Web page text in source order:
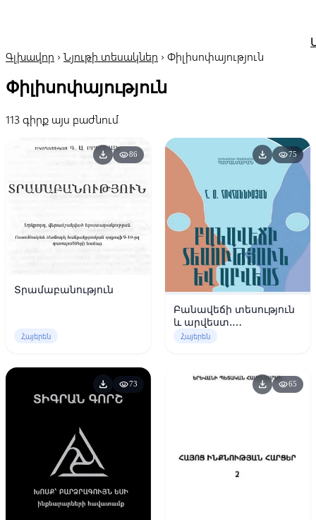
Գլխավոր › Նյութի տեսակներ › Փիլիսոփայություն
Փիլիսոփայություն
113 գիրք այս բաժնում
download visibility86
Տրամաբանություն
Հայերեն
download visibility75
Բանավեճի տեսություն
և արվեստ.
փիլիսոփայական
Հայերեն
download visibility73 download visibility65